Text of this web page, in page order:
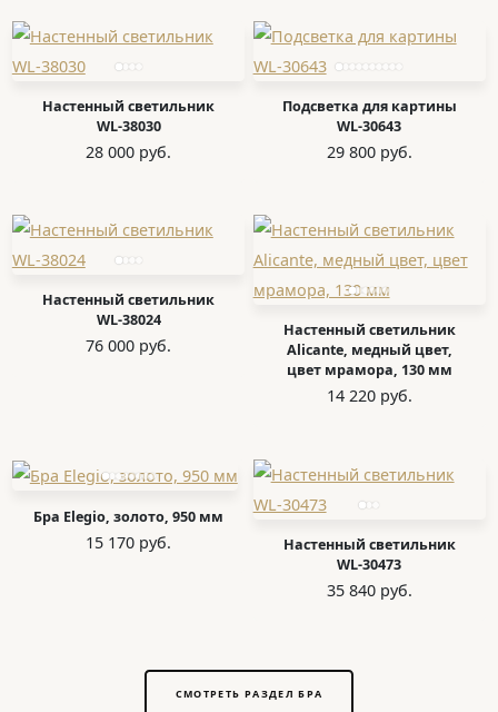
Настенный светильник
WL-38030
28 000 руб.
Подсветка для картины
WL-30643
29 800 руб.
Настенный светильник
WL-38024
76 000 руб.
Настенный светильник
Alicante, медный цвет,
цвет мрамора, 130 мм
14 220 руб.
Бра Elegio, золото, 950 мм
15 170 руб.
Настенный светильник
WL-30473
35 840 руб.
СМОТРЕТЬ РАЗДЕЛ БРА